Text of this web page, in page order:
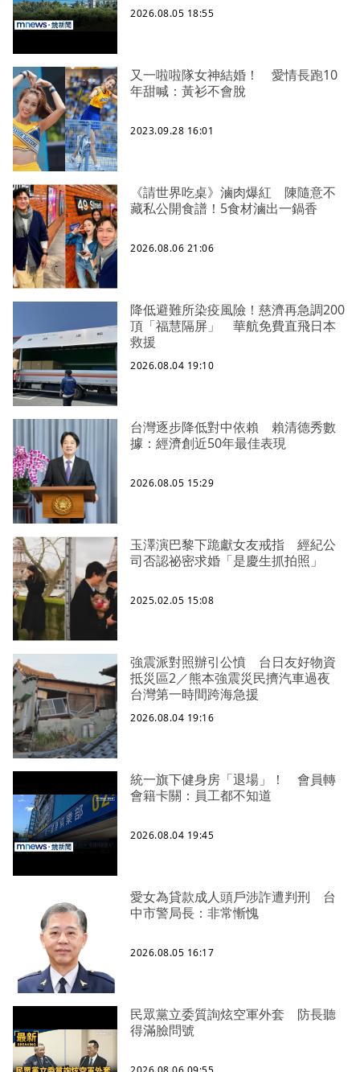
2026.08.05 18:55
又一啦啦隊女神結婚！ 愛情長跑10
年甜喊：黃衫不會脫
2023.09.28 16:01
《請世界吃桌》滷肉爆紅 陳隨意不
藏私公開食譜！5食材滷出一鍋香
2026.08.06 21:06
降低避難所染疫風險！慈濟再急調200
頂「福慧隔屏」 華航免費直飛日本
救援
2026.08.04 19:10
台灣逐步降低對中依賴 賴清德秀數
據：經濟創近50年最佳表現
2026.08.05 15:29
玉澤演巴黎下跪獻女友戒指 經紀公
司否認祕密求婚「是慶生抓拍照」
2025.02.05 15:08
強震派對照辦引公憤 台日友好物資
抵災區2／熊本強震災民擠汽車過夜
台灣第一時間跨海急援
2026.08.04 19:16
統一旗下健身房「退場」！ 會員轉
會籍卡關：員工都不知道
2026.08.04 19:45
愛女為貸款成人頭戶涉詐遭判刑 台
中市警局長：非常慚愧
2026.08.05 16:17
民眾黨立委質詢炫空軍外套 防長聽
得滿臉問號